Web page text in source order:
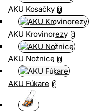
AKU Kosačky 0
AKU Krovinorezy 0
AKU Nožnice 0
AKU Fúkare 0